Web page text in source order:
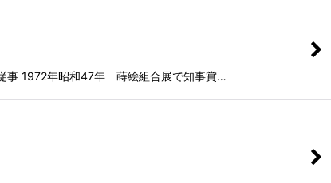
1972年昭和47年 蒔絵組合展で知事賞…